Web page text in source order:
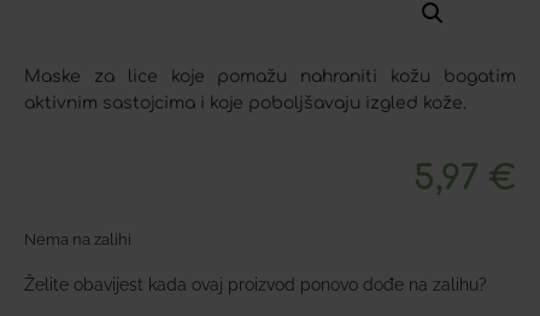
Maske za lice koje pomažu nahraniti kožu bogatim
aktivnim sastojcima i koje poboljšavaju izgled kože.
5,97 €
Nema na zalihi
Želite obavijest kada ovaj proizvod ponovo dođe na zalihu?